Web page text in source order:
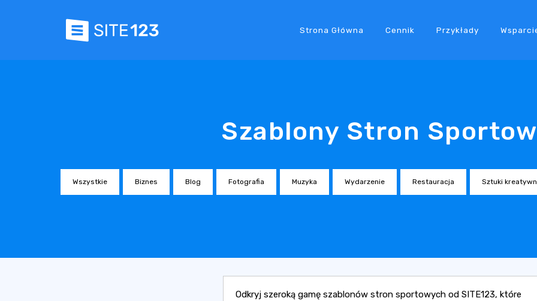
Strona Główna Cennik Przykłady
Szablony Stron
Wszystkie Biznes Blog Fotografia Muzyka Wydarzenie Restauracja Sztuki
Odkryj szeroką gamę szablonów stron sportowych od SITE123, które